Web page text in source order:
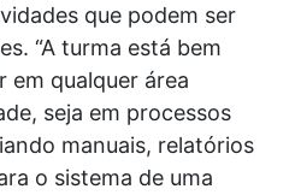
que podem ser
“A turma está bem
em qualquer área
seja em processos
manuais, relatórios
o sistema de uma